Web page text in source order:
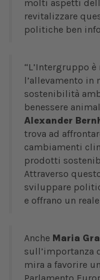
molti aspetti
revitalizzare
politiche ben
“L’Intergruppo
l’allevamento
sostenibilità
benessere
Alexander
trova ad
cambiamenti
prodotti
Attraverso
sviluppare
e offrano un
Anche Maria
sull’importanza
mira a favorire